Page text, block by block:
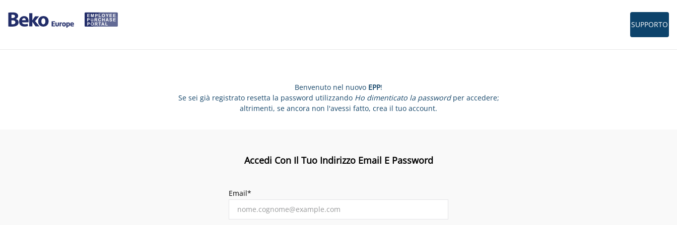
SUPPORTO
Benvenuto nel nuovo EPP!
Se sei già registrato resetta la password utilizzando Ho dimenticato la passwordper accedere;
altrimenti, se ancora non l'avessi fatto, crea il tuo account.
Accedi Con Il Tuo Indirizzo Email E Password
Email*